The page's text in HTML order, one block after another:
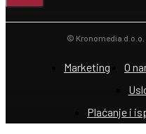
© Kronomedia d.o.o.
Marketing O
Plaćanje i